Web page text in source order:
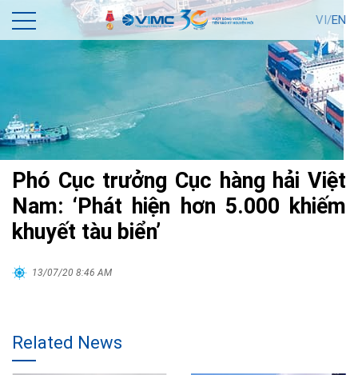
VI/EN
Phó Cục trưởng Cục hàng hải Việt
Nam: ‘Phát hiện hơn 5.000 khiếm
khuyết tàu biển’
13/07/20 8:46 AM
Related News